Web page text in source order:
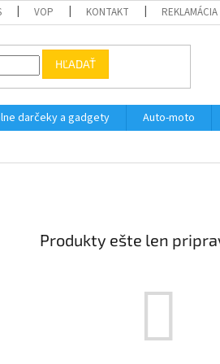
VOP KONTAKT REKLAMÁCIA
HĽADAŤ
darčeky a gadgety Auto-moto
Produkty ešte len